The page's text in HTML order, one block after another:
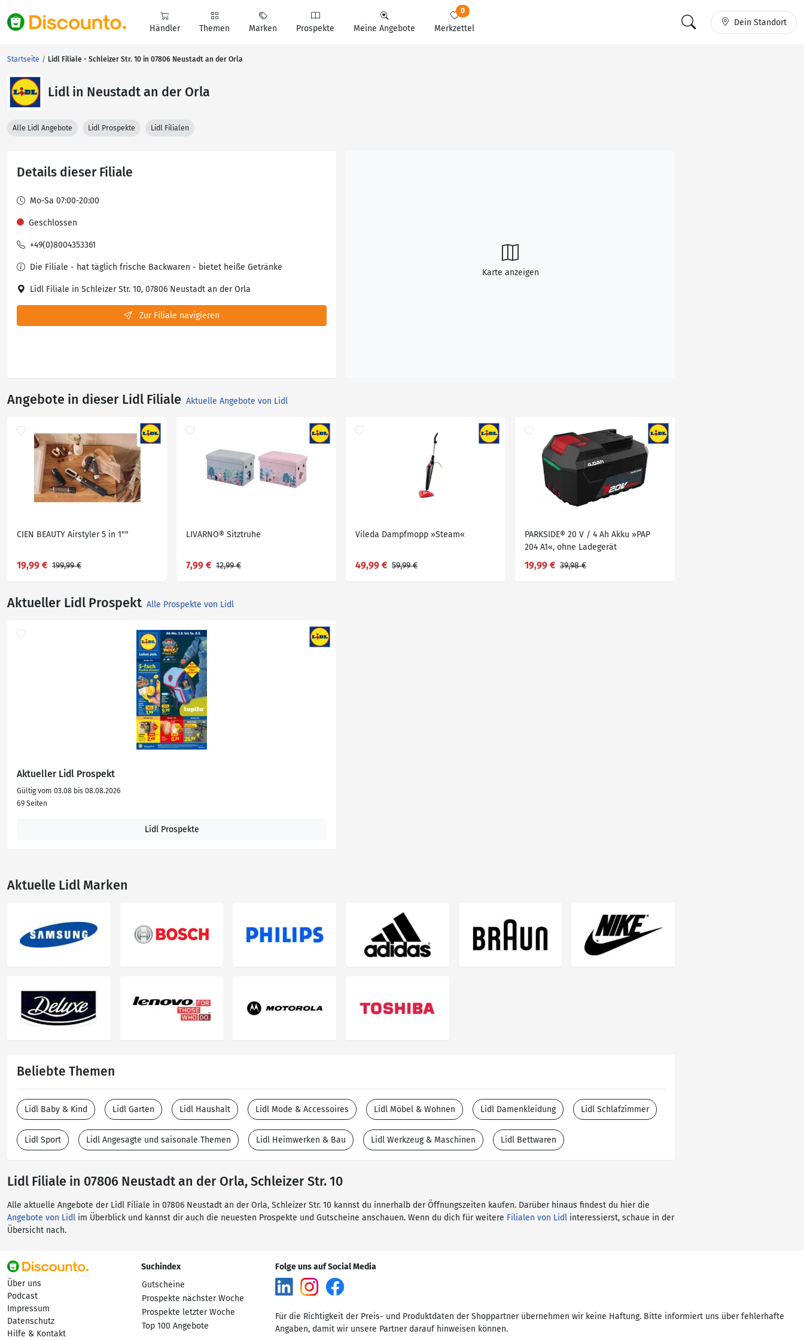
Händler Themen Marken Prospekte Meine Angebote Merkzettel
0
Dein Standort
Startseite Lidl Filiale - Schleizer Str. 10 in 07806 Neustadt an der Orla
Lidl in Neustadt an der Orla
Alle Lidl Angebote Lidl Prospekte Lidl Filialen
Details dieser Filiale
Mo-Sa 07:00-20:00
Geschlossen
+49(0)8004353361
Die Filiale - hat täglich frische Backwaren - bietet heiße Getränke
Lidl Filiale in Schleizer Str. 10, 07806 Neustadt an der Orla
Zur Filiale navigieren
Karte anzeigen
Angebote in dieser Lidl Filiale Aktuelle Angebote von Lidl
CIEN BEAUTY Airstyler 5 in 1""
19,99 € 199,99 €
LIVARNO® Sitztruhe
7,99 € 12,99 €
Vileda Dampfmopp »Steam«
49,99 € 59,99 €
PARKSIDE® 20 V / 4 Ah Akku »PAP
204 A1«, ohne Ladegerät
19,99 € 39,98 €
Aktueller Lidl Prospekt Alle Prospekte von Lidl
Aktueller Lidl Prospekt
Gültig vom 03.08 bis 08.08.2026
69 Seiten
Lidl Prospekte
Aktuelle Lidl Marken
Beliebte Themen
Lidl Baby & Kind Lidl Garten Lidl Haushalt Lidl Mode & Accessoires Lidl Möbel & Wohnen Lidl Damenkleidung Lidl Schlafzimmer
Lidl Sport Lidl Angesagte und saisonale Themen Lidl Heimwerken & Bau Lidl Werkzeug & Maschinen Lidl Bettwaren
Lidl Filiale in 07806 Neustadt an der Orla, Schleizer Str. 10
Alle aktuelle Angebote der Lidl Filiale in 07806 Neustadt an der Orla, Schleizer Str. 10 kannst du innerhalb der Öffnungszeiten kaufen. Darüber hinaus findest du hier die
Angebote von Lidl im Überblick und kannst dir auch die neuesten Prospekte und Gutscheine anschauen. Wenn du dich für weitere Filialen von Lidl interessierst, schaue in der
Übersicht nach.
Über uns
Podcast
Impressum
Datenschutz
Hilfe & Kontakt
Suchindex
Gutscheine
Prospekte nächster Woche
Prospekte letzter Woche
Top 100 Angebote
Folge uns auf Social Media
Für die Richtigkeit der Preis- und Produktdaten der Shoppartner übernehmen wir keine Haftung. Bitte informiert uns über fehlerhafte
Angaben, damit wir unsere Partner darauf hinweisen können.